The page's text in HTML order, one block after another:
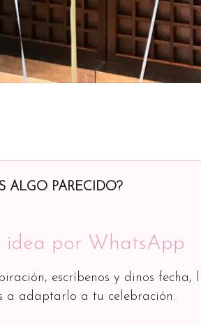
ALGO PARECIDO?
idea por WhatsApp
escríbenos y dinos fecha,
a adaptarlo a tu celebración.